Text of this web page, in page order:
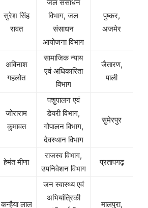
सुरेश सिंह
रावत
जल संसाधन
विभाग, जल
संसाधन
आयोजना विभाग
पुष्कर,
अजमेर
अविनाश
गहलोत
सामाजिक न्याय
एवं अधिकारिता
विभाग
जैतारण,
पाली
जोराराम
कुमावत
पशुपालन एवं
डेयरी विभाग,
गोपालन विभाग,
देवस्थान विभाग
सुमेरपुर
हेमंत मीणा
राजस्व विभाग,
उपनिवेशन विभाग
प्रतापगढ़
कन्हैया लाल
जन स्वास्थ्य एवं
अभियांत्रिकी
मालपुरा,